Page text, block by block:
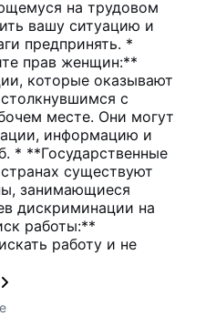
на трудовом
вашу ситуацию и
предпринять. *
прав женщин:**
которые оказывают
с
месте. Они могут
информацию и
* **Государственные
существуют
занимающиеся
дискриминации на
работы:**
работу и не